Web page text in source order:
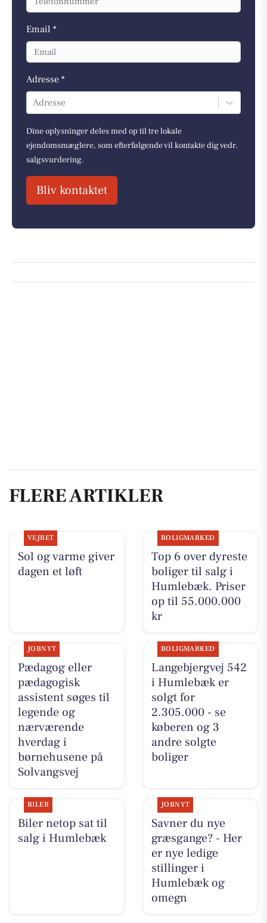
Email *
Adresse *
Adresse
Dine oplysninger deles med op til tre lokale
ejendomsmæglere, som efterfølgende vil kontakte dig vedr.
salgsvurdering.
Bliv kontaktet
FLERE ARTIKLER
VEJRET
Sol og varme giver
dagen et løft
BOLIGMARKED
Top 6 over dyreste
boliger til salg i
Humlebæk. Priser
op til 55.000.000
kr
JOBNYT
Pædagog eller
pædagogisk
assistent søges til
legende og
nærværende
hverdag i
børnehusene på
Solvangsvej
BOLIGMARKED
Langebjergvej 542
i Humlebæk er
solgt for
2.305.000 - se
køberen og 3
andre solgte
boliger
BILER
Biler netop sat til
salg i Humlebæk
JOBNYT
Savner du nye
græsgange? - Her
er nye ledige
stillinger i
Humlebæk og
omegn